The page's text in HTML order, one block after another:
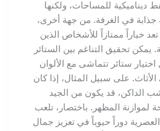
للمساحات، ولكنها
في الغرفة. من جهة أخرى،
خياراً ممتازاً للأشخاص الذين
تحقيق التناغم بين الستائر
ستائر تتماشى مع الألوان
على سبيل المثال، إذا كان
قد يكون من الجيد
لموازنة المظهر. باختصار، تلعب
دوراً حيوياً في تعزيز جمال